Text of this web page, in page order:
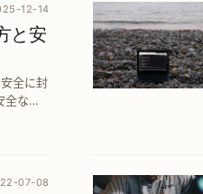
12-14
と安
全に封
なタ
07-08